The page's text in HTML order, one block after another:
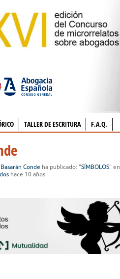
TALLER DE ESCRITURA F.A.Q.
Conde ha publicado: "SÍMBOLOS" en
hace 10 años